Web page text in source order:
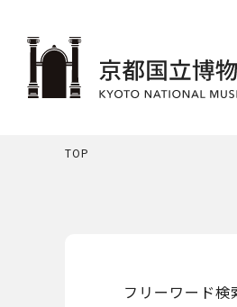
TOP
フリーワード検